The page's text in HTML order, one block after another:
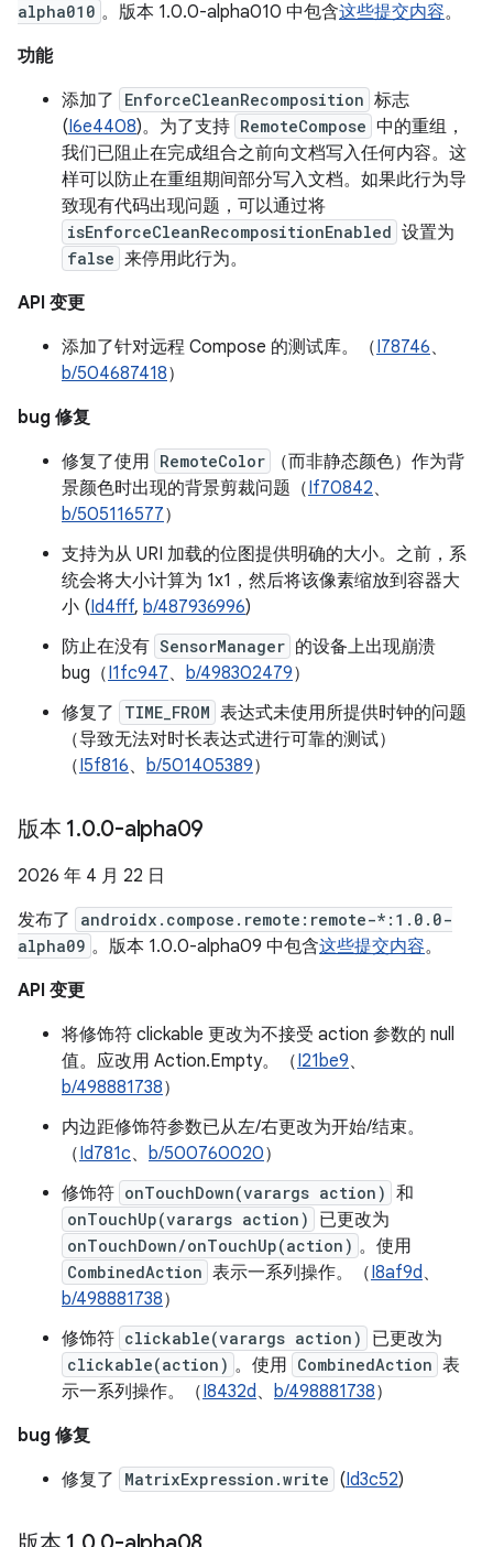
alpha010 。版本 1.0.0-alpha010 中包含这些提交内容。
功能
添加了
EnforceCleanRecomposition 标志
(I6e4408)。为了支持 RemoteCompose 中的重组，
我们已阻止在完成组合之前向文档写入任何内容。这
样可以防止在重组期间部分写入文档。如果此行为导
致现有代码出现问题，可以通过将
isEnforceCleanRecompositionEnabled 设置为
false 来停用此行为。
API 变更
添加了针对远程 Compose 的测试库。（I78746、
b/504687418）
bug 修复
修复了使用 RemoteColor
（而非静态颜色）作为背
景颜色时出现的背景剪裁问题（If70842、
b/505116577）
支持为从 URI 加载的位图提供明确的大小。之前，系
统会将大小计算为 1x1，然后将该像素缩放到容器大
小 (Id4fff, b/487936996)
防止在没有 SensorManager 的设备上出现崩溃
bug（I1fc947、 b/498302479）
修复了
TIME_FROM 表达式未使用所提供时钟的问题
（导致无法对时长表达式进行可靠的测试）
（I5f816、 b/501405389）
版本 1.0.0-alpha09
2026 年 4 月 22 日
发布了
androidx.compose.remote:remote-*:1.0.0-
alpha09 。版本 1.0.0-alpha09 中包含这些提交内容。
API 变更
将修饰符 clickable 更改为不接受 action 参数的 null
值。应改用 Action.Empty。（I21be9、
b/498881738）
内边距修饰符参数已从左/右更改为开始/结束。
（Id781c、 b/500760020）
修饰符 onTouchDown(varargs action) 和
onTouchUp(varargs action) 已更改为
onTouchDown/onTouchUp(action) 。使用
CombinedAction 表示一系列操作。（I8af9d、
b/498881738）
修饰符 clickable(varargs action) 已更改为
clickable(action) 。使用 CombinedAction 表
示一系列操作。（I8432d、 b/498881738）
bug 修复
修复了
MatrixExpression.write (Id3c52)